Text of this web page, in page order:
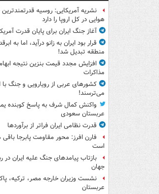
نشریه آمریکایی: روسیه قدرتمندترین
هوایی در کل اروپا را دارد
آغاز جنگ ایران برای پایان قدرت
قرار بود ایران به زانو درآید، اما به
منطقه تبدیل شد!
افزایش مجدد قیمت بنزین نتیجه
مذاکرات
کشورهای عربی از رویارویی و جنگ با
می‌ترسند!
واکنش کمال شرف به پاسخ کوبنده
عربستان سعودی
قدرت نظامی ایران فراتر از برآوردها
فارن افرز: محور مقاومت پابرجا باقی
است
بازتاب پیامدهای جنگ علیه ایران در
جهان
نشست وزیران خارجه مصر، ترکیه،
عربستان